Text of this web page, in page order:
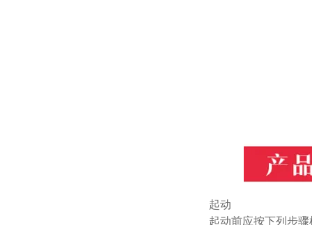
起动
起动前应按下列步